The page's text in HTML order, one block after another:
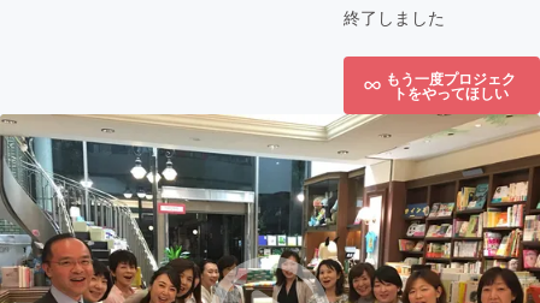
終了しました
もう一度プロジェク
トをやってほしい